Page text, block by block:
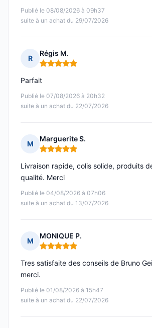
Publié le 08/08/2026 à 09h37
suite à un achat du 29/07/2026
R
Régis M.
Note : 5 sur 5
Publié le 07/08/2026 à 20h32
suite à un achat du 22/07/2026
Parfait
M
Marguerite S.
Note : 5 sur 5
Publié le 04/08/2026 à 07h06
suite à un achat du 13/07/2026
Livraison rapide, colis solide, produits
qualité. Merci
M
MONIQUE P.
Note : 5 sur 5
Publié le 01/08/2026 à 15h47
suite à un achat du 22/07/2026
Tres satisfaite des conseils de Bruno
merci.